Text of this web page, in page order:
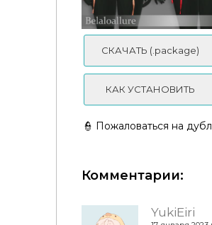
Рубашка поло Comfy от
Верх Bustier от belloallure
СКАЧАТЬ (.package)
КАК УСТАНОВИТЬ
👮 Пожаловаться на
Комментарии:
YukiEiri